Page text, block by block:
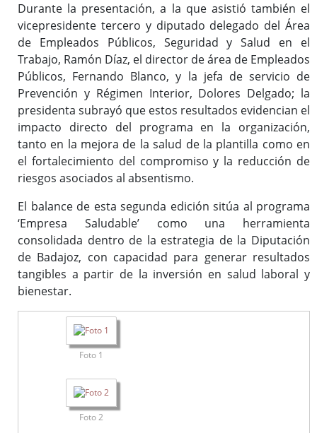
Durante la presentación, a la que asistió también el
vicepresidente tercero y diputado delegado del Área
de Empleados Públicos, Seguridad y Salud en el
Trabajo, Ramón Díaz, el director de área de Empleados
Públicos, Fernando Blanco, y la jefa de servicio de
Prevención y Régimen Interior, Dolores Delgado; la
presidenta subrayó que estos resultados evidencian el
impacto directo del programa en la organización,
tanto en la mejora de la salud de la plantilla como en
el fortalecimiento del compromiso y la reducción de
riesgos asociados al absentismo.
El balance de esta segunda edición sitúa al programa
‘Empresa Saludable’ como una herramienta
consolidada dentro de la estrategia de la Diputación
de Badajoz, con capacidad para generar resultados
tangibles a partir de la inversión en salud laboral y
bienestar.
Foto 1
Foto 2